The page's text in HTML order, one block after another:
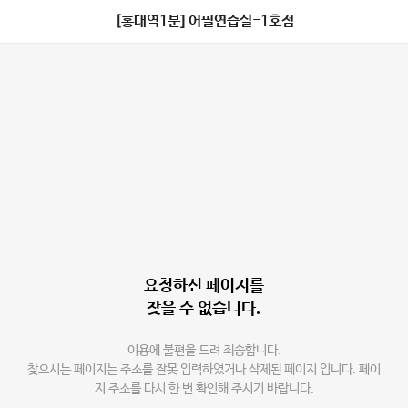
[홍대역1분] 어필연습실-1호점
요청하신 페이지를
찾을 수 없습니다.
이용에 불편을 드려 죄송합니다.
찾으시는 페이지는 주소를 잘못 입력하였거나 삭제된 페이지 입니다. 페이
지 주소를 다시 한 번 확인해 주시기 바랍니다.